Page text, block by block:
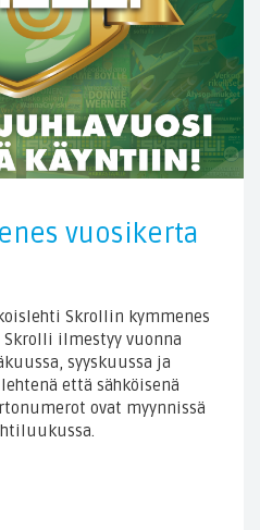
vuosikerta
Skrollin kymmenes
Skrolli ilmestyy vuonna
syyskuussa ja
että sähköisenä
ovat myynnissä